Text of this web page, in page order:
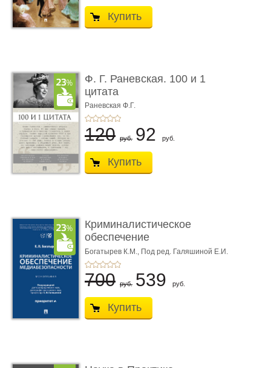
Купить
Ф. Г. Раневская. 100 и 1
цитата
Раневская Ф.Г.
120 руб. 92 руб.
Купить
Криминалистическое
обеспечение
медиабезопас� ...
Богатырев К.М., Под ред. Галяшиной Е.И.
700 руб. 539 руб.
Купить